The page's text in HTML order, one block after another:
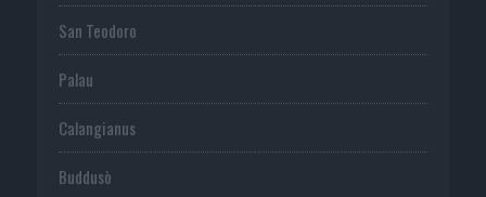
San Teodoro
Palau
Calangianus
Buddusò